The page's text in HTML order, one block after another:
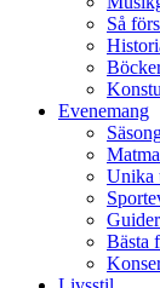
Så
Evenemang
Unika
Bästa